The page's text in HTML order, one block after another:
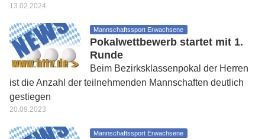
13.02.2024
Mannschaftssport Erwachsene
Pokalwettbewerb startet mit 1.
Runde
Beim Bezirksklassenpokal der Herren
ist die Anzahl der teilnehmenden Mannschaften deutlich
gestiegen
20.09.2023
Mannschaftssport Erwachsene